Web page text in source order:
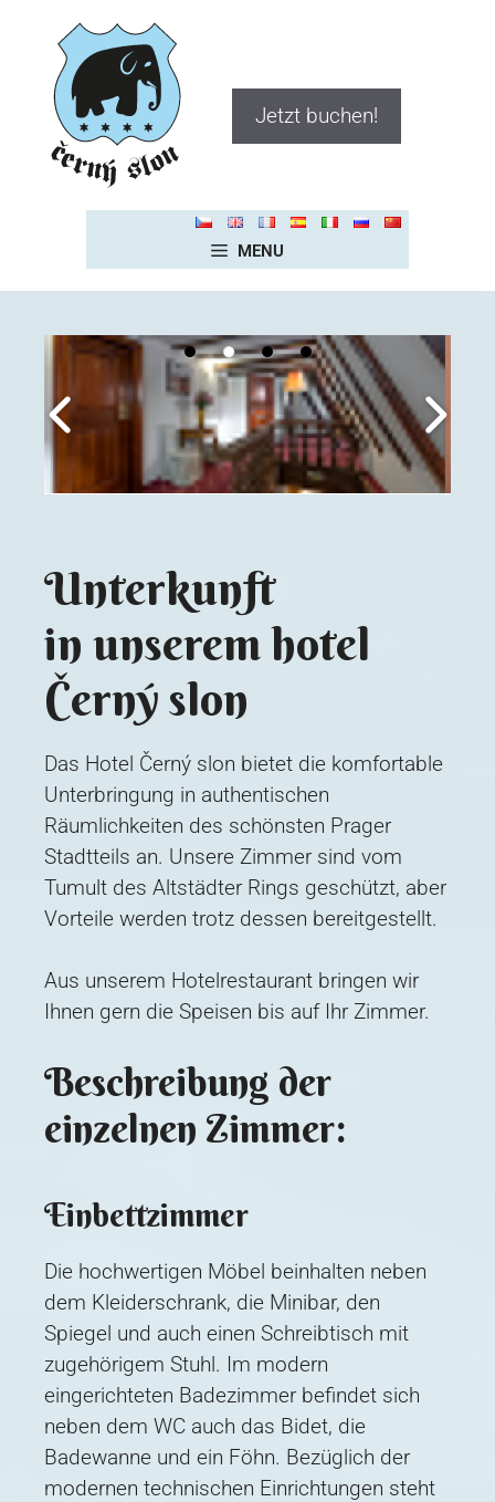
Jetzt buchen!
MENU
Unterkunft
in unserem hotel
Černý slon
Das Hotel Černý slon bietet die komfortable
Unterbringung in authentischen
Räumlichkeiten des schönsten Prager
Stadtteils an. Unsere Zimmer sind vom
Tumult des Altstädter Rings geschützt, aber
Vorteile werden trotz dessen bereitgestellt.
Aus unserem Hotelrestaurant bringen wir
Ihnen gern die Speisen bis auf Ihr Zimmer.
Beschreibung der
einzelnen Zimmer:
Einbettzimmer
Die hochwertigen Möbel beinhalten neben
dem Kleiderschrank, die Minibar, den
Spiegel und auch einen Schreibtisch mit
zugehörigem Stuhl. Im modern
eingerichteten Badezimmer befindet sich
neben dem WC auch das Bidet, die
Badewanne und ein Föhn. Bezüglich der
modernen technischen Einrichtungen steht